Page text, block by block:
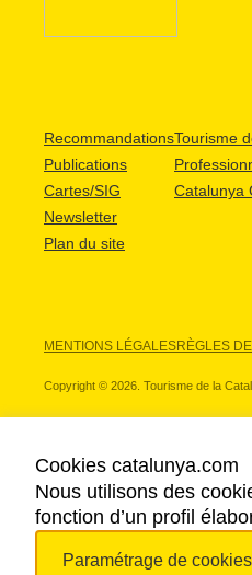
Recommandations
Publications
Cartes/SIG
Newsletter
Plan du site
Tourisme
Catalunya
MENTIONS LÉGALESRÈGLES
Copyright © 2026. Tourisme de la
NOS PARTENAIRES
Cookies catalunya.com
Nous utilisons des
fonction d’un profil
Paramétrage de cookies